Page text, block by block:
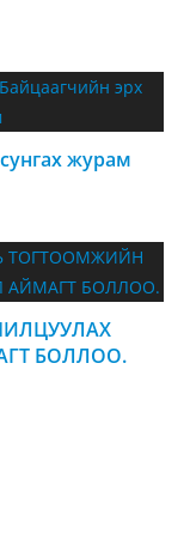
журам
БОЛЛОО.